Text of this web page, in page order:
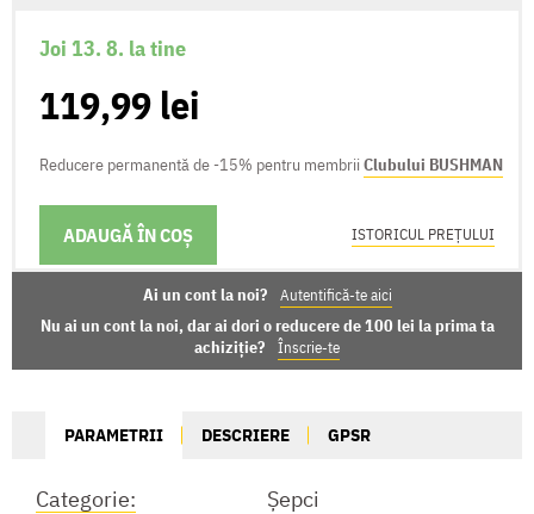
Joi 13. 8. la tine
119,99 lei
Reducere permanentă de -15% pentru membrii Clubului BUSHMAN
ADAUGĂ ÎN COȘ
OPȚIUNI DE LIVRARE ISTORICUL PREȚULUI
Ai un cont la noi? Autentifică-te aici
Nu ai un cont la noi, dar ai dori o reducere de 100 lei la prima ta
achiziție?
Înscrie-te
PARAMETRII DESCRIERE GPSR
Categorie:
Șepci